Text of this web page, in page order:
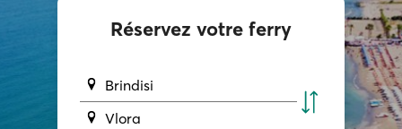
Réservez votre ferry
Brindisi
Vlora